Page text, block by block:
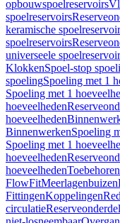
opbouwspoelreservoirs
spoelreservoirs
keramische
spoelreservoirs
universeele
KlokkenSpoel-stop
spoelingSpoeling met 1
Spoeling met 1
hoeveelheden
hoeveelheden
BinnenwerkenSpoeling
Spoeling met 1
hoeveelheden
hoeveelhedenToebehoren
FlowFitMeerlagenbuizen
FittingenKoppelingen
circulatie